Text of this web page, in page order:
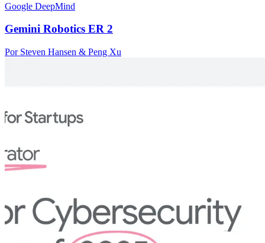
Google DeepMind
Gemini Robotics ER 2
Por Steven Hansen & Peng Xu